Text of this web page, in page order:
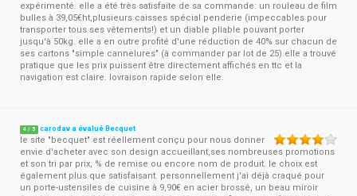
expérimenté. elle a été très satisfaite de sa commande: un rouleau de film
bulles à 39,05€ht,plusieurs caisses spécial penderie (impeccables pour
transporter tous ses vêtements!) et un diable pliable pouvant porter
jusqu'à 50kg. elle a en outre profité d'une réduction de 40% sur chacun de
ses cartons "simple cannelures" (à commander par lot de 25).elle a trouvé
pratique que les prix puissent être directement affichés en ttc et la
navigation est claire. lovraison rapide selon elle.
4 / 5 carodav a évalué Becquet
le site "becquet" est réellement conçu pour nous donner
envie d'acheter avec son design accueillant,ses nombreuses promotions
et son tri par prix, % de remise ou encore nom de produit. le choix est
également plus que satisfaisant. personnellement j'ai déjà craqué pour
un porte-ustensiles de cuisine à 9,90€ en acier brossé, un beau miroir